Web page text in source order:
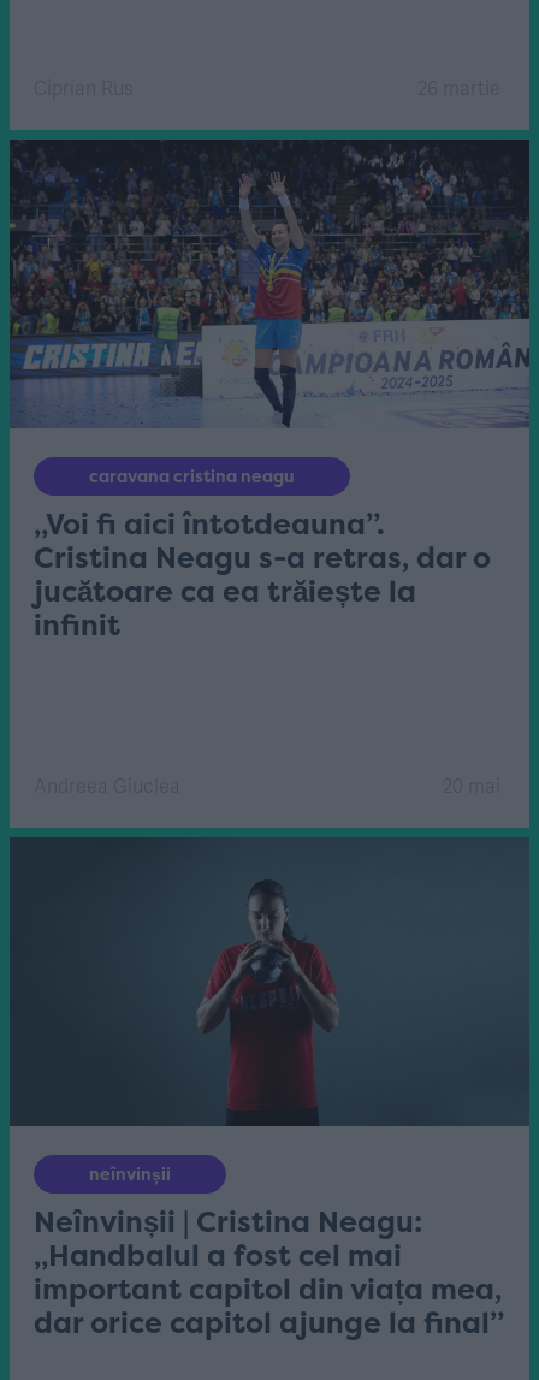
caravana cristina neagu
„Voi fi aici întotdeauna”.
Cristina Neagu s-a retras, dar o
jucătoare ca ea trăiește la
infinit
neînvinșii
Neînvinșii | Cristina Neagu:
„Handbalul a fost cel mai
important capitol din viața mea,
dar orice capitol ajunge la final”